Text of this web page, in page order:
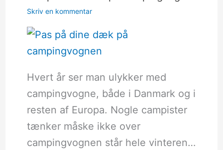
Skriv en kommentar
Hvert år ser man ulykker med
campingvogne, både i Danmark og i
resten af Europa. Nogle campister
tænker måske ikke over
campingvognen står hele vinteren…